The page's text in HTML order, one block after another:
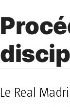
Le Real